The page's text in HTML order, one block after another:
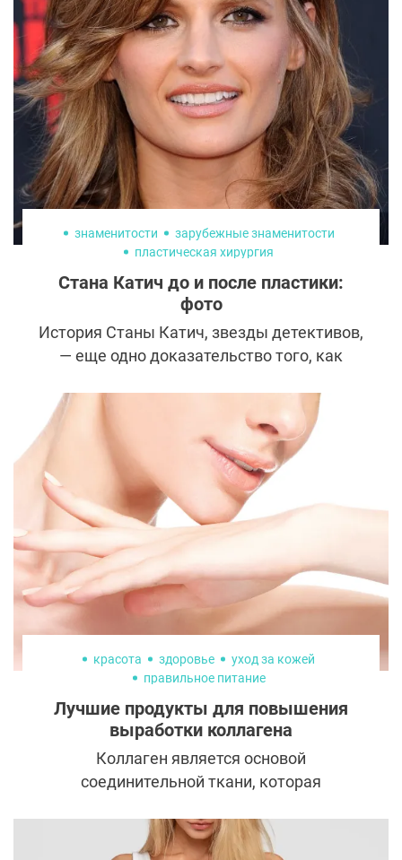
знаменитости
зарубежные знаменитости
пластическая хирургия
Стана Катич до и после пластики:
фото
История Станы Катич, звезды детективов,
— еще одно доказательство того, как
актрисы резко пошла в гору после
обращения к пластическому хирургу, а
вскоре не заставили себя ждать и
приятные изменения в личной жизни.
красота здоровье
уход за кожей
правильное питание
Лучшие продукты для повышения
выработки коллагена
Коллаген является основой
соединительной ткани, которая
кожи. Он естественным образом
содержится во всем организме: в мышцах,